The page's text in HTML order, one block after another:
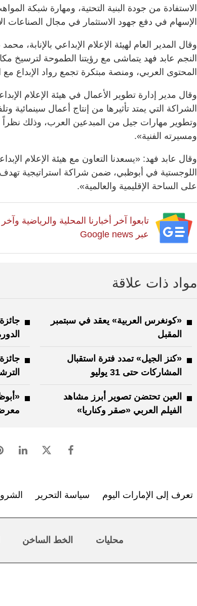
الاستفادة من جودة البنية التحتية، ومهارة شبكة
الإسهام في دفع جهود الاستثمار في مجال الصناعات
وقال المدير العام لهيئة الإعلام الإبداعي بالإنابة،
النجم عابد فهد يتماشى مع رؤيتنا الطموحة لترسيخ
المحتوى العربي، ومنصة مبتكرة تجمع رواد الإبداع
وقال مدير إدارة تطوير الأعمال في هيئة الإعلام
الشراكة التي يمتد تأثيرها من إنتاج أعمال سينمائية
وتطوير مهارات جيل من المبدعين العرب، وذلك نظراً
ومسيرته الفنية».
وقال عابد فهد: «يسعدنا التعاون مع هيئة الإعلام
اللوجستية في أبوظبي، ضمن شراكة استراتيجية تهدف
على الساحة الإقليمية والعالمية».
تابعوا آخر أخبارنا المحلية والرياضية
عبر Google news
مواد ذات علاقة
«كونغرس العربية» يعقد في سبتمبر
المقبل
«كنز الجيل» تمدد فترة استقبال
المشاركات حتى 31 يوليو
العين تحتضن تصوير أبرز مشاهد
الفيلم العربي «صقر وكناريا»
تعرف إلى الإمارات اليوم سياسة التحرير
محليات الخط الساخن